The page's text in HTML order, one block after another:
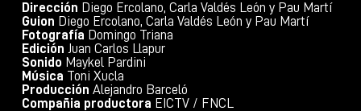
Dirección Diego Ercolano, Carla Valdés León y Pau Martí
Guion Diego Ercolano, Carla Valdés León y Pau Martí
Fotografía Domingo Triana
Edición Juan Carlos Llapur
Sonido Maykel Pardini
Música Toni Xucla
Producción Alejandro Barceló
Compañia productora EICTV / FNCL